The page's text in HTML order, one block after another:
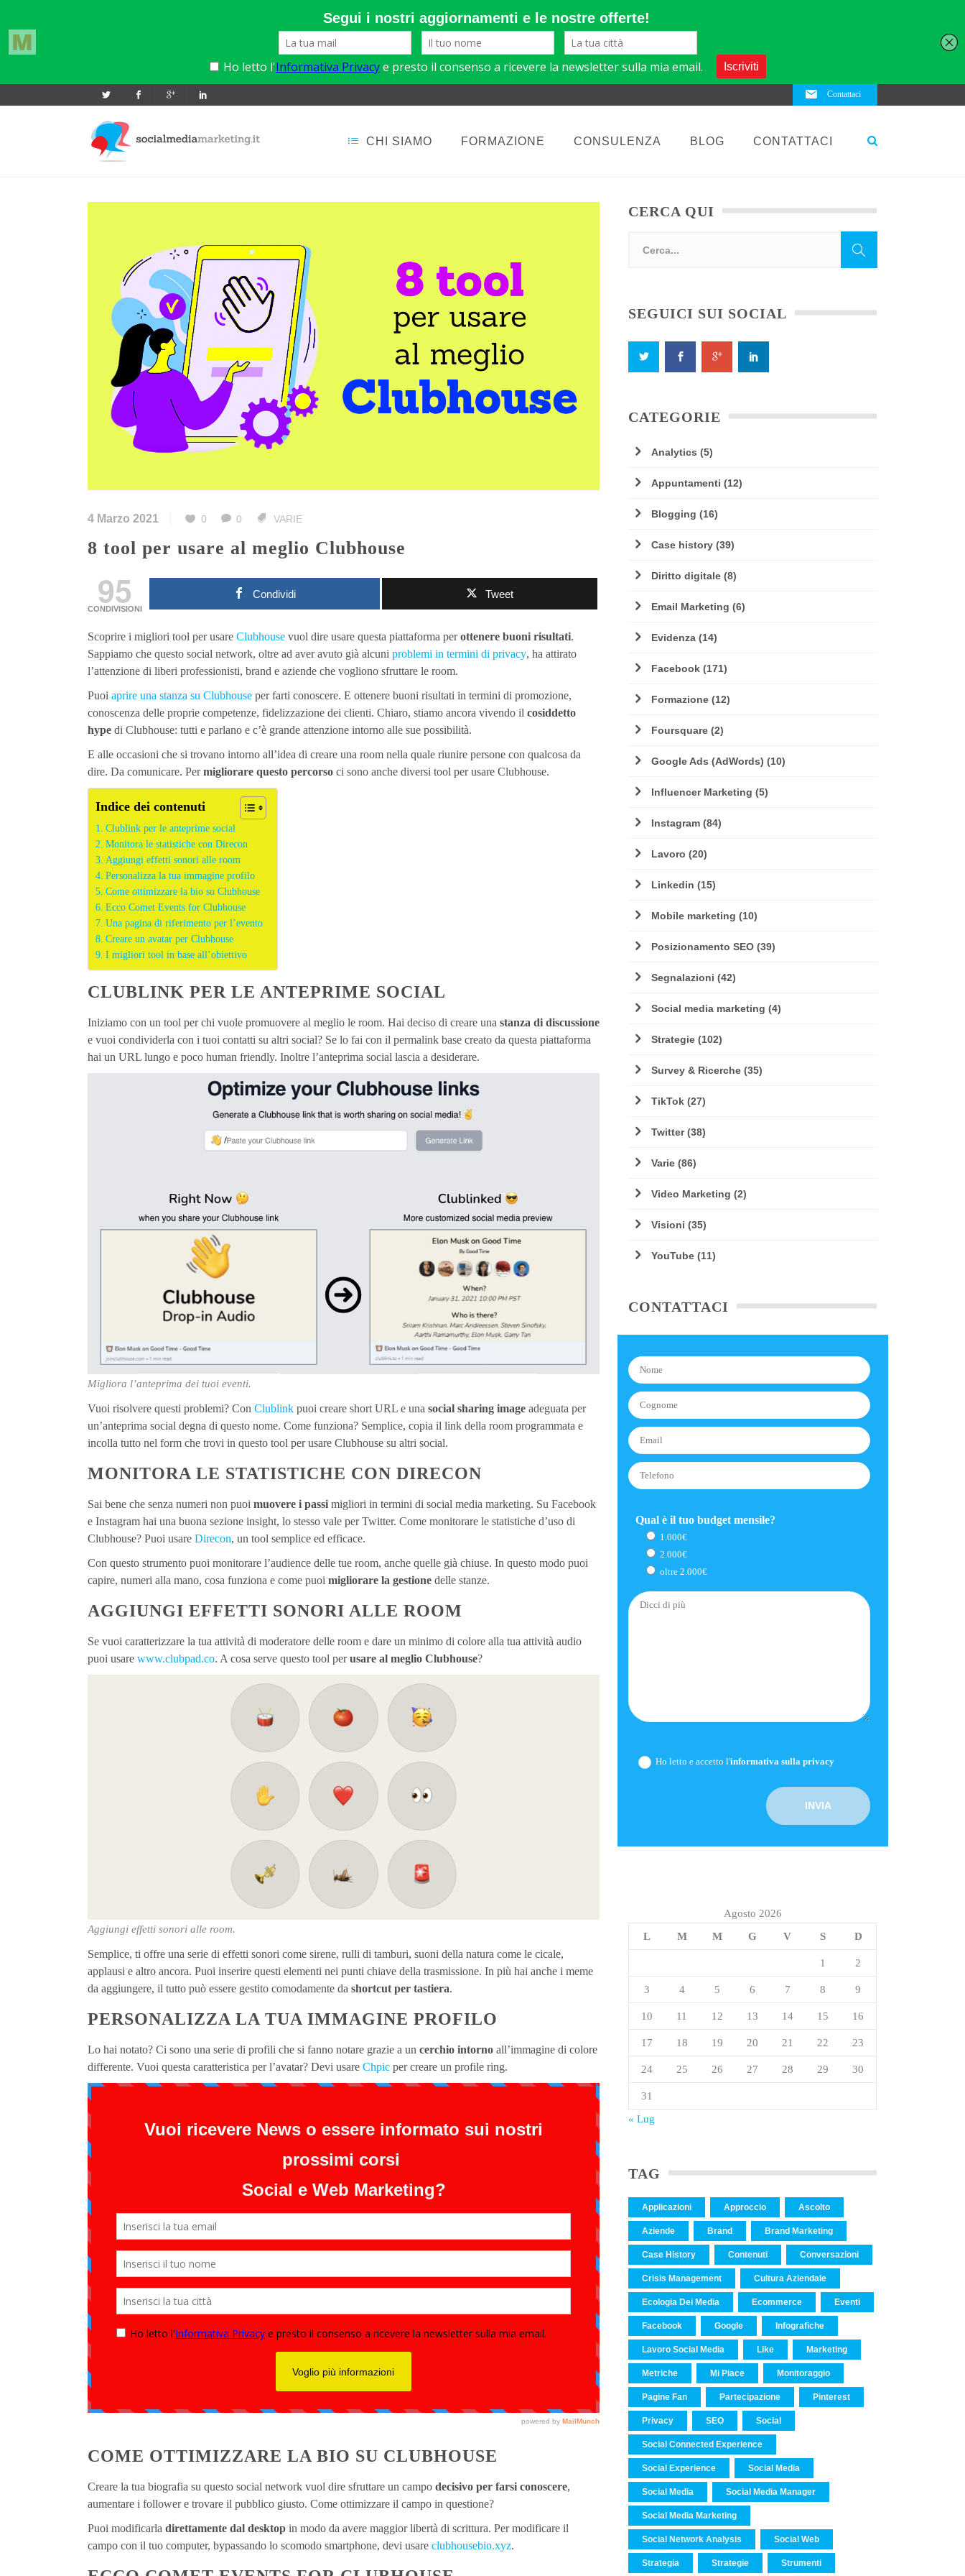
Contattaci
CHI SIAMO FORMAZIONE CONSULENZA BLOG CONTATTACI
4 Marzo 2021 0 0 VARIE
8 tool per usare al meglio Clubhouse
95
CONDIVISIONI
Condividi Tweet
Scoprire i migliori tool per usare Clubhouse vuol dire usare questa piattaforma perottenere buoni risultati.
Sappiamo che questo social network, oltre ad aver avuto già alcuni problemi in termini di privacy, ha attirato
l’attenzione di liberi professionisti, brand e aziende che vogliono sfruttare le room.
Puoi aprire una stanza su Clubhouse per farti conoscere. E ottenere buoni risultati in termini di promozione,
conoscenza delle proprie competenze, fidelizzazione dei clienti. Chiaro, stiamo ancora vivendo il cosiddetto
hype di Clubhouse: tutti e parlano e c’è grande attenzione intorno alle sue possibilità.
E alle occasioni che si trovano intorno all’idea di creare una room nella quale riunire persone con qualcosa da
dire. Da comunicare. Permigliorare questo percorso ci sono anche diversi tool per usare Clubhouse.
Indice dei contenuti
Clublink per le anteprime social
Monitora le statistiche con Direcon
Aggiungi effetti sonori alle room
Personalizza la tua immagine profilo
Come ottimizzare la bio su Clubhouse
Ecco Comet Events for Clubhouse
Una pagina di riferimento per l’evento
Creare un avatar per Clubhouse
I migliori tool in base all’obiettivo
CLUBLINK PER LE ANTEPRIME SOCIAL
Iniziamo con un tool per chi vuole promuovere al meglio le room. Hai deciso di creare una stanza di discussione
e vuoi condividerla con i tuoi contatti su altri social? Se lo fai con il permalink base creato da questa piattaforma
hai un URL lungo e poco human friendly. Inoltre l’anteprima social lascia a desiderare.
Migliora l’anteprima dei tuoi eventi.
Vuoi risolvere questi problemi? Con Clublink puoi creare short URL e una social sharing image adeguata per
un’anteprima social degna di questo nome. Come funziona? Semplice, copia il link della room programmata e
incolla tutto nel form che trovi in questo tool per usare Clubhouse su altri social.
MONITORA LE STATISTICHE CON DIRECON
Sai bene che senza numeri non puoi muovere i passi migliori in termini di social media marketing. Su Facebook
e Instagram hai una buona sezione insight, lo stesso vale per Twitter. Come monitorare le statistiche d’uso di
Clubhouse? Puoi usare Direcon, un tool semplice ed efficace.
Con questo strumento puoi monitorare l’audience delle tue room, anche quelle già chiuse. In questo modo puoi
capire, numeri alla mano, cosa funziona e come puoi migliorare la gestione delle stanze.
AGGIUNGI EFFETTI SONORI ALLE ROOM
Se vuoi caratterizzare la tua attività di moderatore delle room e dare un minimo di colore alla tua attività audio
puoi usare www.clubpad.co. A cosa serve questo tool perusare al meglio Clubhouse?
Aggiungi effetti sonori alle room.
Semplice, ti offre una serie di effetti sonori come sirene, rulli di tamburi, suoni della natura come le cicale,
applausi e altro ancora. Puoi inserire questi elementi nei punti chiave della trasmissione. In più hai anche i meme
da aggiungere, il tutto può essere gestito comodamente da shortcut per tastiera.
PERSONALIZZA LA TUA IMMAGINE PROFILO
Lo hai notato? Ci sono una serie di profili che si fanno notare grazie a un cerchio intorno all’immagine di colore
differente. Vuoi questa caratteristica per l’avatar? Devi usare Chpic per creare un profile ring.
COME OTTIMIZZARE LA BIO SU CLUBHOUSE
Creare la tua biografia su questo social network vuol dire sfruttare un campo decisivo per farsi conoscere,
aumentare i follower e trovare il pubblico giusto. Come ottimizzare il campo in questione?
Puoi modificarla direttamente dal desktop in modo da avere maggior libertà di scrittura. Per modificare il
campo con il tuo computer, bypassando lo scomodo smartphone, devi usare clubhousebio.xyz.
CERCA QUI
SEGUICI SUI SOCIAL
CATEGORIE
Analytics (5)
Appuntamenti (12)
Blogging (16)
Case history (39)
Diritto digitale (8)
Email Marketing (6)
Evidenza (14)
Facebook (171)
Formazione (12)
Foursquare (2)
Google Ads (AdWords) (10)
Influencer Marketing (5)
Instagram (84)
Lavoro (20)
Linkedin (15)
Mobile marketing (10)
Posizionamento SEO (39)
Segnalazioni (42)
Social media marketing (4)
Strategie (102)
Survey & Ricerche (35)
TikTok (27)
Twitter(38)
Varie (86)
Video Marketing (2)
Visioni (35)
YouTube (11)
CONTATTACI
Qual è il tuo budget mensile?
1.000€
2.000€
oltre 2.000€
Ho letto e accetto l'informativa sulla privacy
Agosto 2026
L
M M G V S D
1 2
3 4 5 6 7 8 9
10 11 12 13 14 15 16
17 18 19 20 21 22 23
24 25 26 27 28 29 30
31
« Lug
TAG
Applicazioni Approccio Ascolto
Aziende Brand Brand Marketing
Case History Contenuti Conversazioni
Crisis Management Cultura Aziendale
Ecologia Dei Media Ecommerce Eventi
Facebook Google Infografiche
Lavoro Social Media Like Marketing
Metriche Mi Piace Monitoraggio
Pagine Fan Partecipazione Pinterest
Privacy SEO Social
Social Connected Experience
Social Experience Social Media
Social Media Social Media Manager
Social Media Marketing
Social Network Analysis Social Web
Strategia Strategie Strumenti